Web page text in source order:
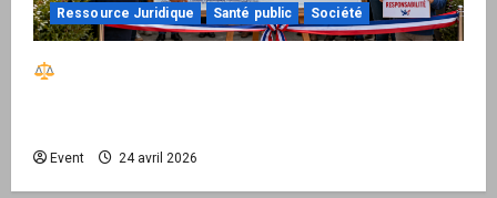
Ressource Juridique
Santé public Société
Event 24 avril 2026